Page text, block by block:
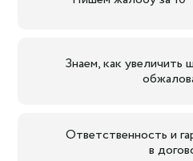
Знаем, как увеличить
Ответственность и
в